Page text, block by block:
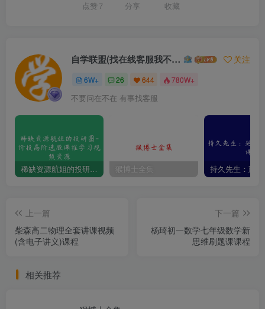
点赞 7 分享 收藏
自学联盟(找在线客服我不回信息的) 关注
6W+ 26 644 780W+
不要问在不在 有事找客服
稀缺资源航姐的投研圈-价投高阶选股课程学习视频资源 猴博士全集
上一篇
柴森高二物理全套讲课视频
(含电子讲义)课程
下一篇
杨琦初一数学七年级数学新
思维刷题课课程
相关推荐